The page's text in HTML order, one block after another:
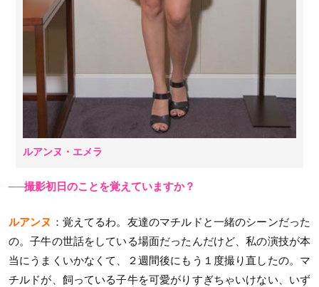
ルアンヌ・エメラ
──撮影初日のことを覚えていますか？
ルアンヌ ：覚えてるわ。友達のマチルドと一緒のシーンだった
の。子牛の世話をしている場面だったんだけど、私の演技が本
当にうまくいかなくて、２週間後にもう１度撮り直したの。マ
チルドが、飼っている子牛を可愛がりすぎちゃいけない、いず